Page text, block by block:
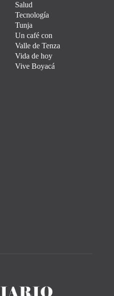
Salud
Tecnología
Tunja
Un café con
Valle de Tenza
Vida de hoy
Vive Boyacá